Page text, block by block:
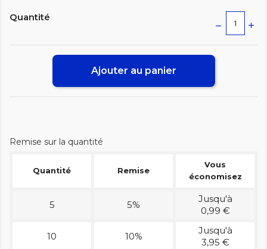
Quantité
Ajouter au panier
Remise sur la quantité
Quantité Remise
Vous
économisez
5 5%
Jusqu'à
0,99 €
10 10%
Jusqu'à
3,95 €